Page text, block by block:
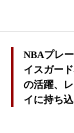
NBAプレ
イスガー
の活躍、
イに持ち